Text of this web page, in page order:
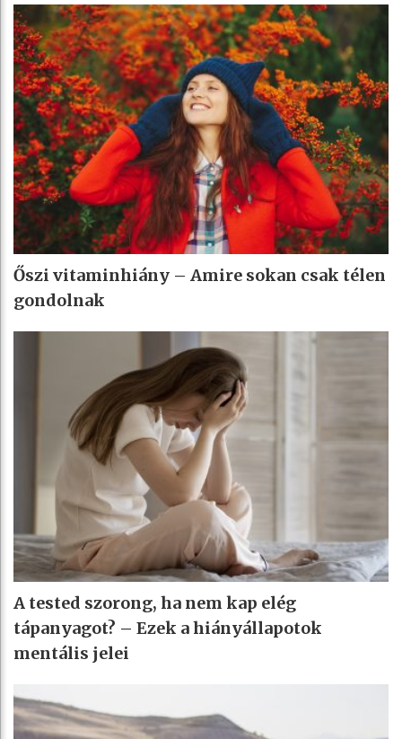
Őszi vitaminhiány – Amire sokan csak télen
gondolnak
A tested szorong, ha nem kap elég
tápanyagot? – Ezek a hiányállapotok
mentális jelei